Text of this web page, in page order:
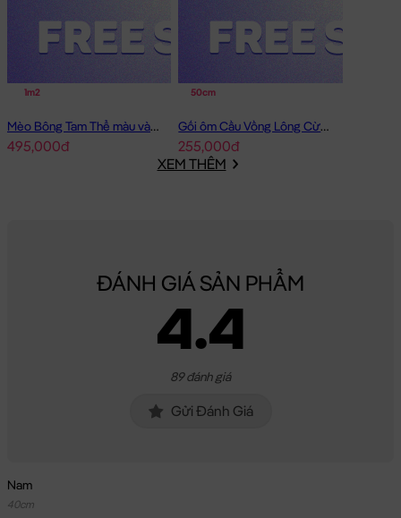
1m2
Mèo Bông Tam Thể màu vàng
495,000đ
50cm
Gối ôm Cầu Vồng Lông Cừu Sky Babies
255,000đ
XEM THÊM
ĐÁNH GIÁ SẢN PHẨM
4.4
89 đánh giá
Gửi Đánh Giá
Nam
40cm